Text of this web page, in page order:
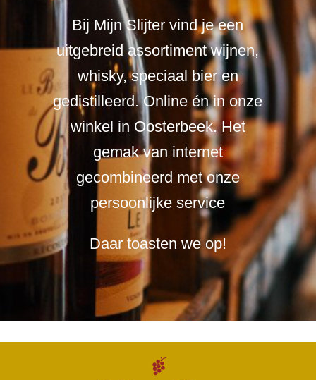
Bij Mijn Slijter vind je een
uitgebreid assortiment wijnen,
whisky, speciaal bier en
gedistilleerd. Online én in onze
winkel in Oosterbeek. Het
gemak van internet
gecombineerd met onze
persoonlijke service
Daar toasten we op!